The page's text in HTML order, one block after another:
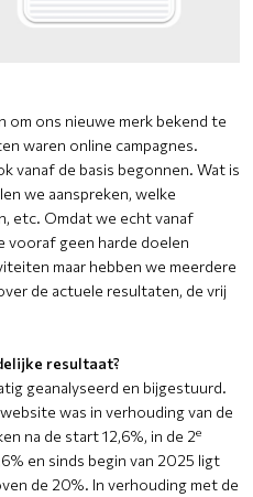
om ons nieuwe merk bekend te
waren online campagnes.
vanaf de basis begonnen. Wat is
we aanspreken, welke
etc. Omdat we echt vanaf
vooraf geen harde doelen
maar hebben we meerdere
de actuele resultaten, de vrij
resultaat?
geanalyseerd en bijgestuurd.
was in verhouding van de
na de start 12,6%, in de 2e
en sinds begin van 2025 ligt
de 20%. In verhouding met de